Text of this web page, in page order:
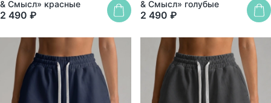
& Смысл» красные
2 490 ₽
& Смысл» голубые
2 490 ₽
XL XXL XL XXL